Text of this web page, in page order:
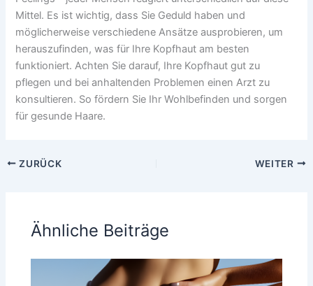
Mittel. Es ist wichtig, dass Sie Geduld haben und
möglicherweise verschiedene Ansätze ausprobieren, um
herauszufinden, was für Ihre Kopfhaut am besten
funktioniert. Achten Sie darauf, Ihre Kopfhaut gut zu
pflegen und bei anhaltenden Problemen einen Arzt zu
konsultieren. So fördern Sie Ihr Wohlbefinden und sorgen
für gesunde Haare.
ZURÜCK WEITER
Ähnliche Beiträge